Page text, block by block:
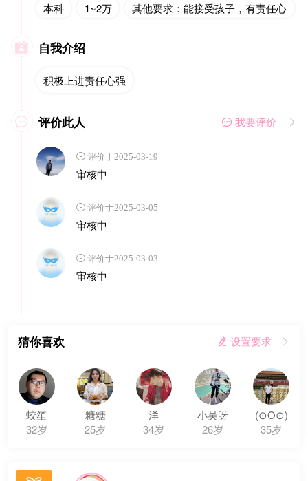
本科
1~2万 其他要求：能接受孩子，有责任心
 自我介绍
积极上进责任心强
 评价此人  我要评价 
 评价于2025-03-19
审核中
 评价于2025-03-05
审核中
 评价于2025-03-03
审核中
猜你喜欢  设置要求 
蛟笙
32岁
糖糖
25岁
洋
34岁
小吴呀
26岁
(⊙O⊙)
35岁